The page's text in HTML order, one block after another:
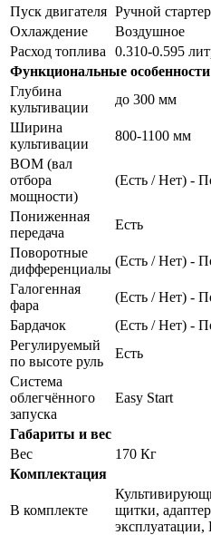
Пуск двигателя Ручной стартер
Охлаждение
Воздушное
Расход топлива
0.310-0.595
Функциональные особенности
Глубина
культивации
до 300 мм
Ширина
культивации
800-1100 мм
ВОМ (вал
отбора
мощности)
(Есть / Нет) -
Пониженная
передача
Есть
Поворотные
дифференциалы
(Есть / Нет) -
Галогенная
фара
(Есть / Нет) -
Бардачок
(Есть / Нет) -
Регулируемый
по высоте руль
Есть
Система
облегчённого
запуска
Easy Start
Габариты и вес
Вес
170 Кг
Комплектация
В комплекте
щитки,